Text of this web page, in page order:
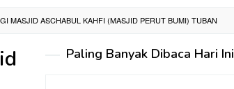
MASJID ASCHABUL KAHFI (MASJID PERUT BUMI) TUBAN
Paling Banyak Dibaca Hari Ini